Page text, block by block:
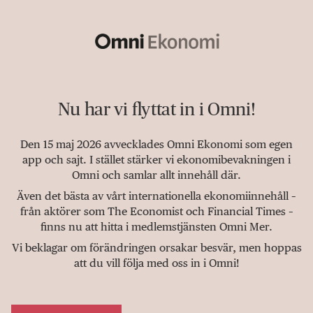
Nu har vi flyttat in i Omni!
Den 15 maj 2026 avvecklades Omni Ekonomi som egen
app och sajt. I stället stärker vi ekonomibevakningen i
Omni och samlar allt innehåll där.
Även det bästa av vårt internationella ekonomiinnehåll –
från aktörer som The Economist och Financial Times –
finns nu att hitta i medlemstjänsten Omni Mer.
Vi beklagar om förändringen orsakar besvär, men hoppas
att du vill följa med oss in i Omni!